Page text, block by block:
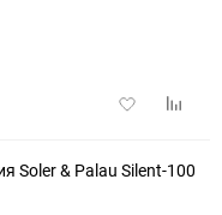
Добавить
Soler & Palau Silent-100